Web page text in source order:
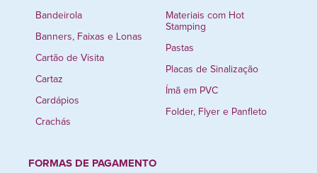
Bandeirola
Banners, Faixas e Lonas
Cartão de Visita
Cartaz
Cardápios
Crachás
Materiais com Hot
Stamping
Pastas
Placas de Sinalização
Ímã em PVC
Folder, Flyer e Panfleto
FORMAS DE PAGAMENTO